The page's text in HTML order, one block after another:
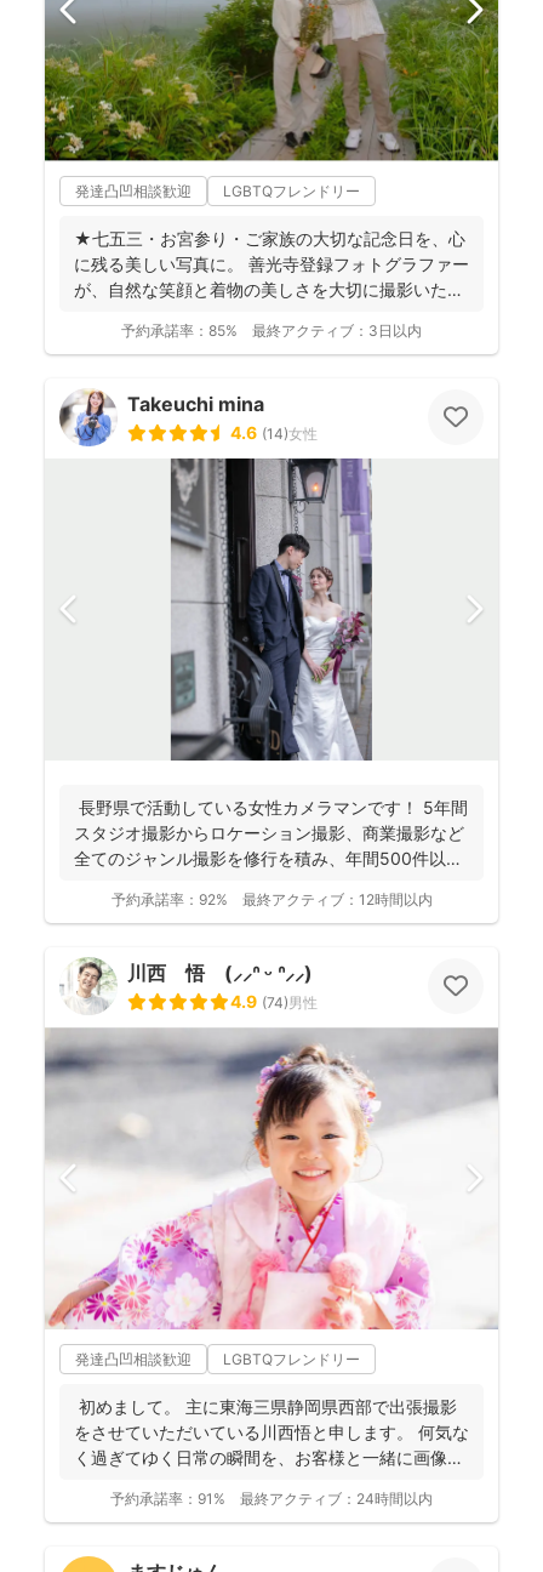
発達凸凹相談歓迎 LGBTQフレンドリー
★七五三・お宮参り・ご家族の大切な記念日を、心
に残る美しい写真に。 善光寺登録フォトグラファー
が、自然な笑顔と着物の美しさを大切に撮影いたし
予約承諾率： 85% 最終アクティブ： 3日以内
Takeuchi mina
4.6 (14)女性
長野県で活動している女性カメラマンです！ 5年間
スタジオ撮影からロケーション撮影、商業撮影など
全てのジャンル撮影を修行を積み、年間500件以上
予約承諾率： 92% 最終アクティブ： 12時間以内
川西 悟 (⸝⸝ᐢ ᵕ ᐢ⸝⸝)
4.9 (74)男性
発達凸凹相談歓迎 LGBTQフレンドリー
初めまして。 主に東海三県静岡県西部で出張撮影
をさせていただいている川西悟と申します。 何気な
く過ぎてゆく日常の瞬間を、お客様と一緒に画像と
予約承諾率： 91% 最終アクティブ： 24時間以内